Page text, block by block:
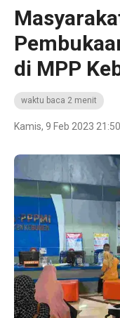
di MPP
waktu baca 2 menit
Kamis, 9 Feb 2023 21:50